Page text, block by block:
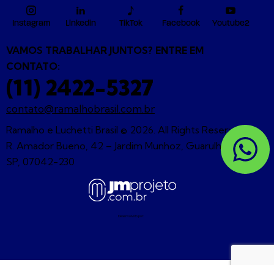
Instagram Linkedin TikTok Facebook Youtube2
VAMOS TRABALHAR JUNTOS? ENTRE EM
CONTATO:
(11) 2422-5327
contato@ramalhobrasil.com.br
Ramalho e Luchetti Brasil © 2026. All Rights Reserved. |
R. Amador Bueno, 42 – Jardim Munhoz, Guarulhos –
SP, 07042-230
Desenvolvido por: